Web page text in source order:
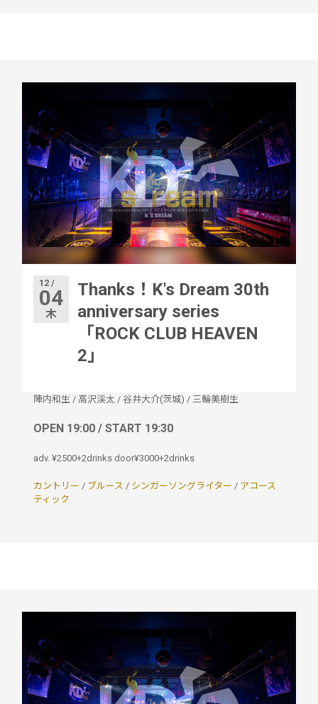
12 /
04
木
Thanks！K's Dream 30th
anniversary series
「ROCK CLUB HEAVEN
2」
陣内和生 / 高沢渓太 / 谷井大介(茨城) / 三輪美樹生
OPEN 19:00 / START 19:30
adv. ¥2500+2drinks door¥3000+2drinks
カントリー / ブルース / シンガーソングライター / アコース
ティック